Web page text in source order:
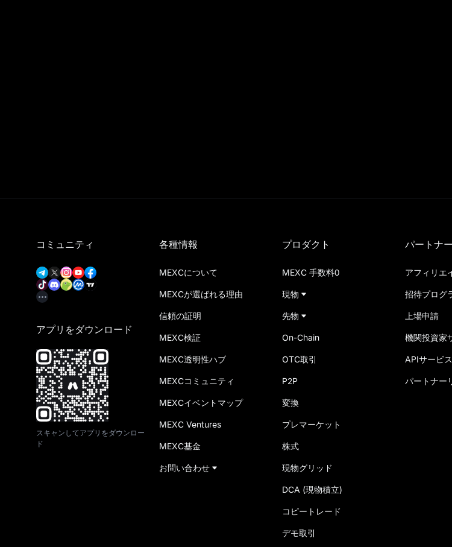
コミュニティ
アプリをダウンロード
スキャンしてアプリをダウンロー
ド
各種情報
MEXCについて
MEXCが選ばれる理由
信頼の証明
MEXC検証
MEXC透明性ハブ
MEXCコミュニティ
MEXCイベントマップ
MEXC Ventures
MEXC基金
お問い合わせ
プロダクト
MEXC 手数料0
現物
先物
On-Chain
OTC取引
P2P
変換
プレマーケット
株式
現物グリッド
DCA (現物積立)
コピートレード
デモ取引
パートナ
アフィリエ
招待プログ
上場申請
機関投資家
APIサービス
パートナー